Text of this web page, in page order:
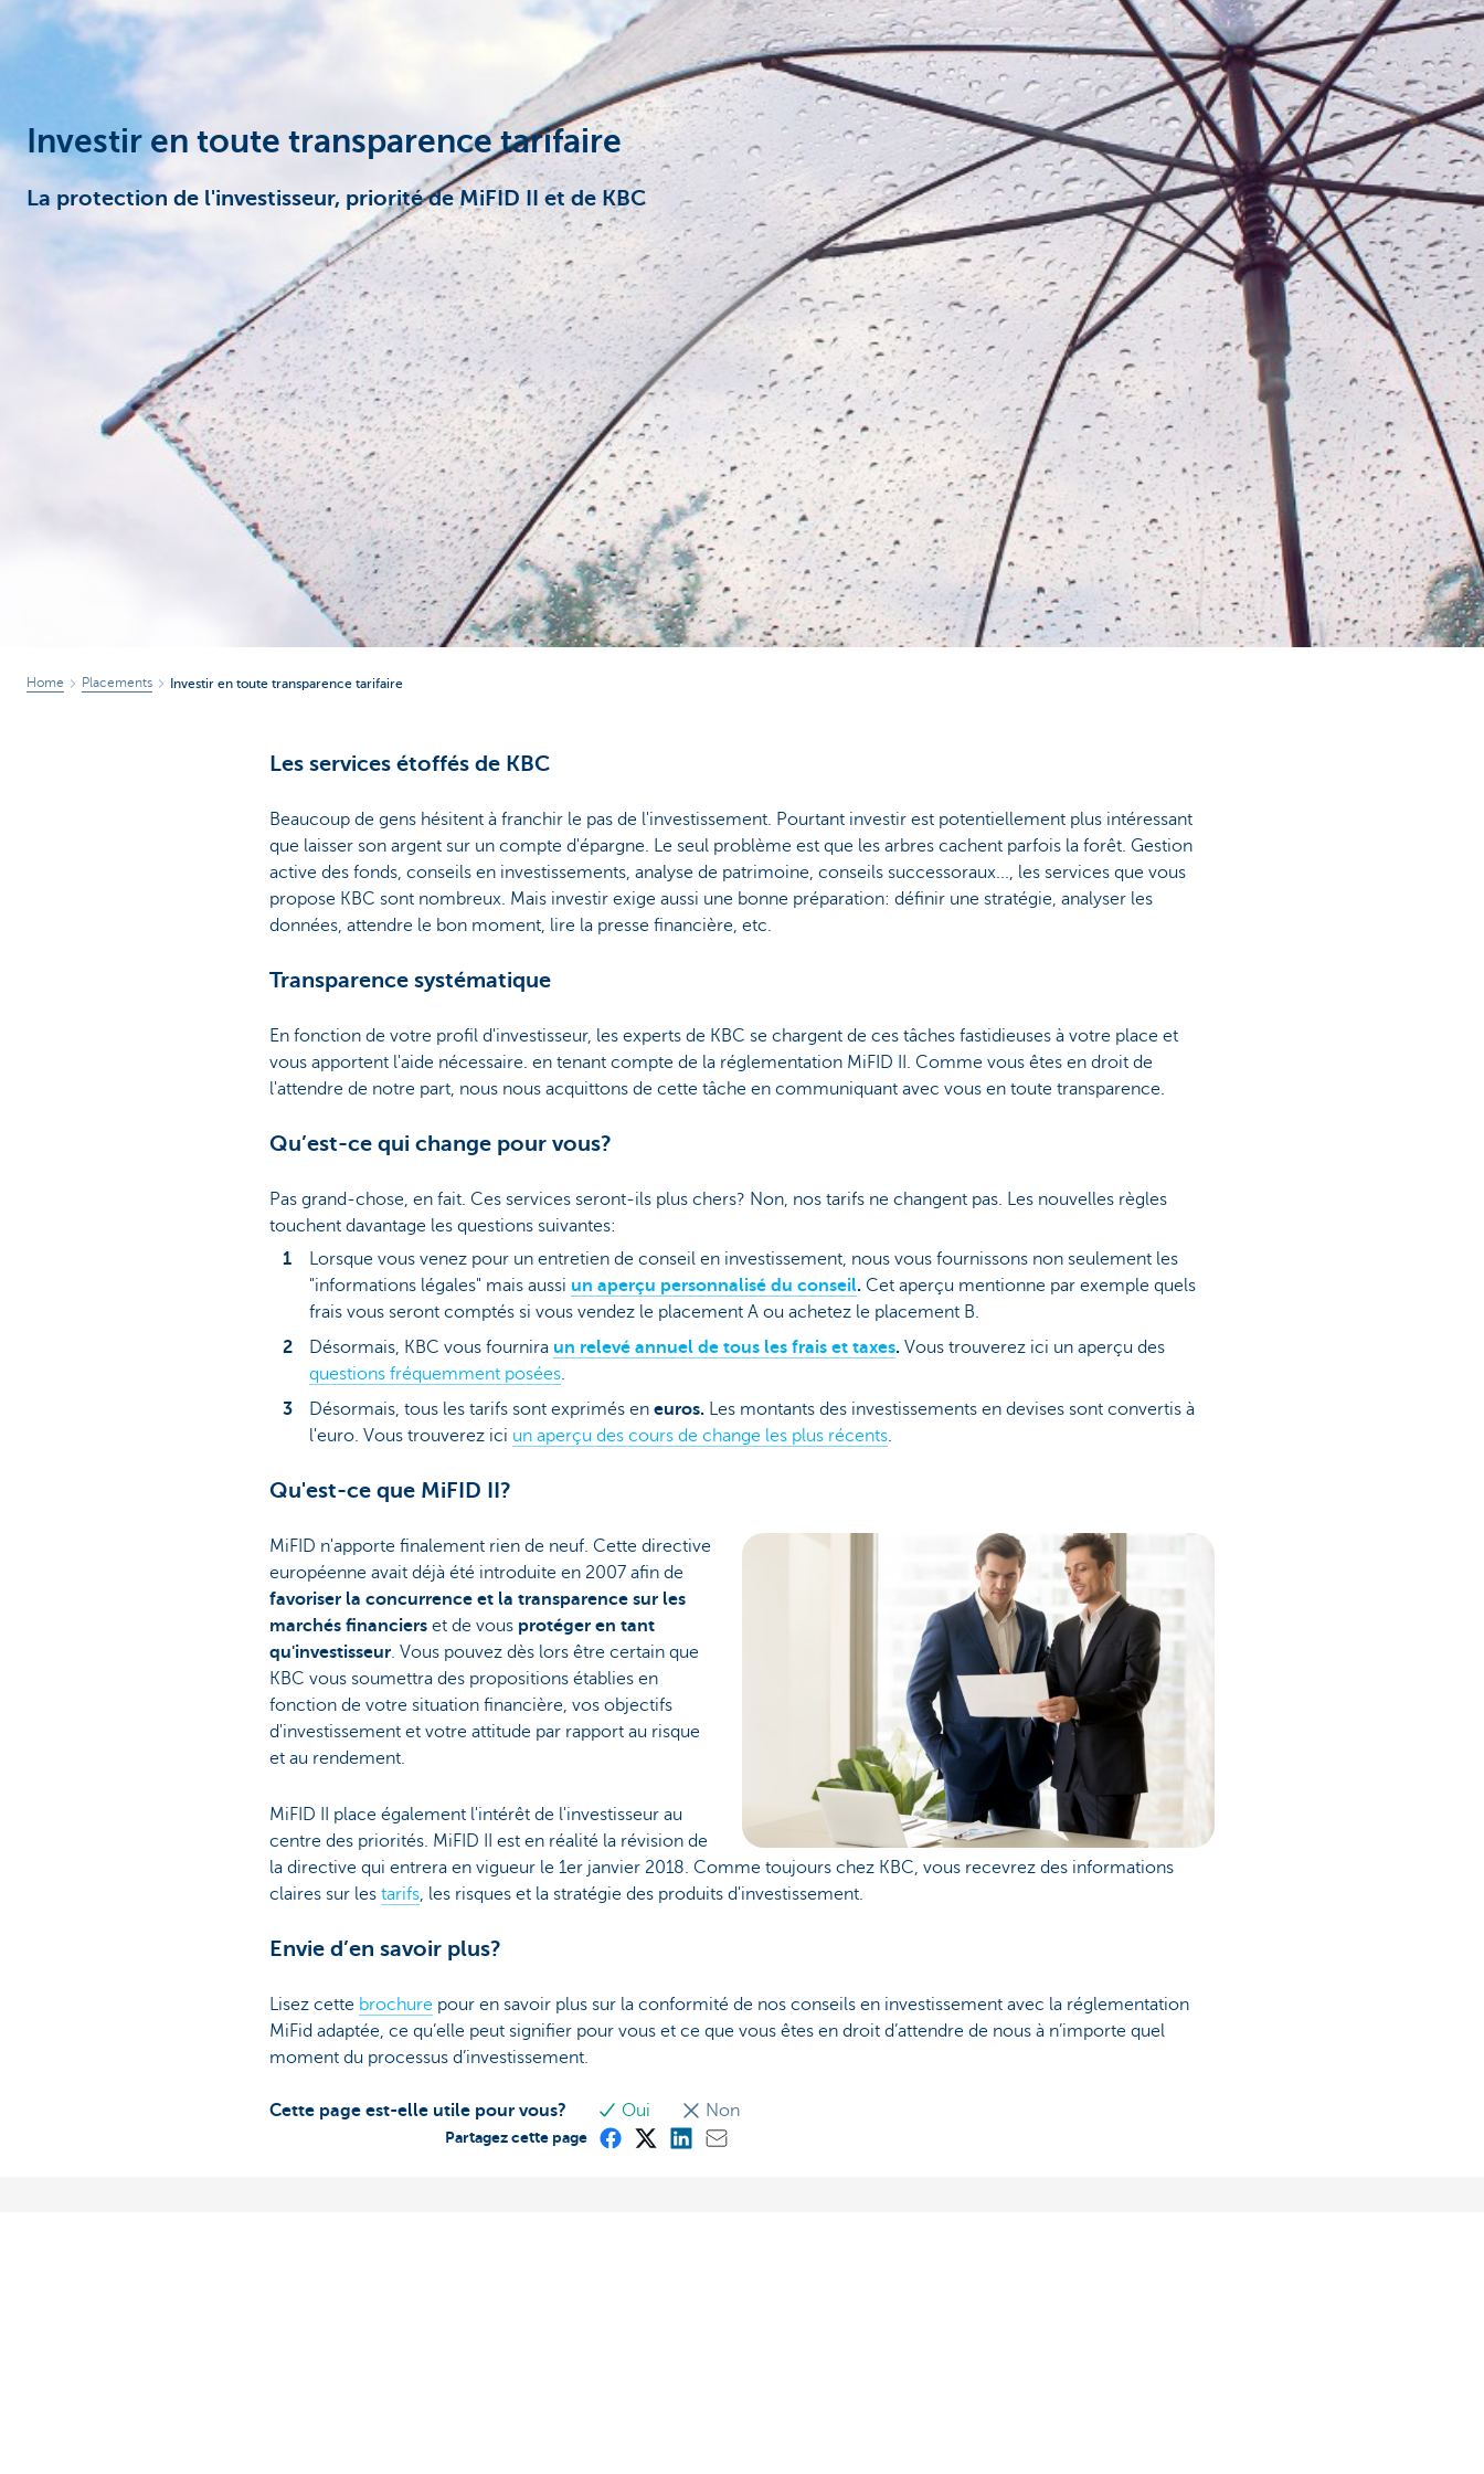
Investir en toute transparence tarifaire
La protection de l'investisseur, priorité de MiFID II et de KBC
Home Placements Investir en toute transparence tarifaire
Les services étoffés de KBC
Beaucoup de gens hésitent à franchir le pas de l'investissement. Pourtant investir est potentiellement plus intéressant
que laisser son argent sur un compte d'épargne. Le seul problème est que les arbres cachent parfois la forêt. Gestion
active des fonds, conseils en investissements, analyse de patrimoine, conseils successoraux..., les services que vous
propose KBC sont nombreux. Mais investir exige aussi une bonne préparation: définir une stratégie, analyser les
données, attendre le bon moment, lire la presse financière, etc.
Transparence systématique
En fonction de votre profil d'investisseur, les experts de KBC se chargent de ces tâches fastidieuses à votre place et
vous apportent l'aide nécessaire. en tenant compte de la réglementation MiFID II. Comme vous êtes en droit de
l'attendre de notre part, nous nous acquittons de cette tâche en communiquant avec vous en toute transparence.
Qu’est-ce qui change pour vous?
Pas grand-chose, en fait. Ces services seront-ils plus chers? Non, nos tarifs ne changent pas. Les nouvelles règles
touchent davantage les questions suivantes:
Lorsque vous venez pour un entretien de conseil en investissement, nous vous fournissons non seulement les
"informations légales" mais aussi un aperçu personnalisé du conseil. Cet aperçu mentionne par exemple quels
frais vous seront comptés si vous vendez le placement A ou achetez le placement B.
Désormais, KBC vous fournira un relevé annuel de tous les frais et taxes. Vous trouverez ici un aperçu des
questions fréquemment posées.
Désormais, tous les tarifs sont exprimés en euros. Les montants des investissements en devises sont convertis à
l'euro. Vous trouverez ici un aperçu des cours de change les plus récents.
Qu'est-ce que MiFID II?
MiFID n'apporte finalement rien de neuf. Cette directive
européenne avait déjà été introduite en 2007 afin de
favoriser la concurrence et la transparence sur les
marchés financiers et de vous protéger en tant
qu'investisseur. Vous pouvez dès lors être certain que
KBC vous soumettra des propositions établies en
fonction de votre situation financière, vos objectifs
d'investissement et votre attitude par rapport au risque
et au rendement.
MiFID II place également l'intérêt de l'investisseur au
centre des priorités. MiFID II est en réalité la révision de
la directive qui entrera en vigueur le 1er janvier 2018. Comme toujours chez KBC, vous recevrez des informations
claires sur les tarifs , les risques et la stratégie des produits d'investissement.
Envie d’en savoir plus?
Lisez cette brochure pour en savoir plus sur la conformité de nos conseils en investissement avec la réglementation
MiFid adaptée, ce qu’elle peut signifier pour vous et ce que vous êtes en droit d’attendre de nous à n’importe quel
moment du processus d’investissement.
Cette page est-elle utile pour vous? Oui Non
Partagez cette page